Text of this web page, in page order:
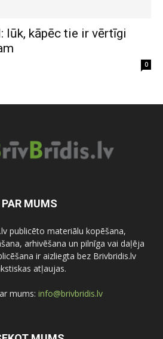
lūk, kāpēc tie ir vērtīgi
0
PAR MUMS
publicēto materiālu kopēšana,
arhivēšana un pilnīga vai daļēja
ir aizliegta bez Brivbridis.lv
atļaujas.
mums: info@brivbridis.lv